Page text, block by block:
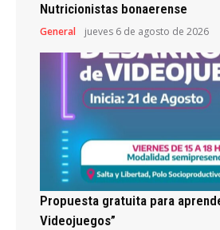
Nutricionistas bonaerense
General jueves 6 de agosto de 2026
Propuesta gratuita para
Videojuegos”